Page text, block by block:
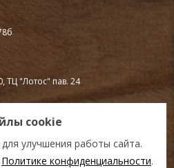
cookie
улучшения работы сайта.
Политике конфиденциальности.
ТЦ "Лотос" пав. 24
ТЦ «Удача» первый этаж